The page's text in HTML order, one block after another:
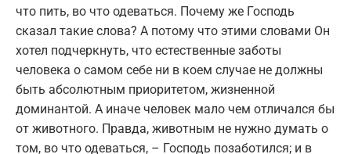
что пить, во что одеваться. Почему же Господь
сказал такие слова? А потому что этими словами Он
хотел подчеркнуть, что естественные заботы
человека о самом себе ни в коем случае не должны
быть абсолютным приоритетом, жизненной
доминантой. А иначе человек мало чем отличался бы
от животного. Правда, животным не нужно думать о
том, во что одеваться, – Господь позаботился; и в